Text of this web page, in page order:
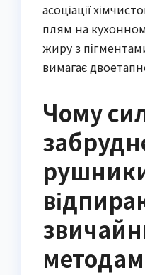
асоціації
плям на
жиру з
вимагає
Чому